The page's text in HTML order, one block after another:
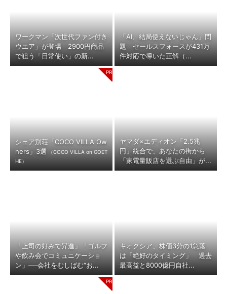
ワークマン「次世代ファン付き
ウエア」が登場 2900円商品
で狙う「日常使い」の新...
「AI、結局使えないじゃん」問
題 セールスフォースが431万
件対応で導いた正解（...
シェア別荘「COCO VILLA Ow
ners」3選
（COCO VILLA on GOET
HE）
ヤマダ×エディオン「2.5兆
円」統合で、あなたの街から
「家電量販店を選ぶ自由」が...
「上司の好みで昇進」「ゴルフ
や飲み会でコミュニケーショ
ン」──会社をむしばむ“お...
キオクシア、株価3分の1急落
は「絶好のタイミング」 過去
最高益と8000億円自社...